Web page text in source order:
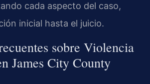
cada aspecto del caso,
inicial hasta el juicio.
sobre Violencia
James City County